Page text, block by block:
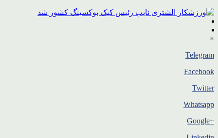
×
Telegram
Facebook
Twitter
Whatsapp
+Google